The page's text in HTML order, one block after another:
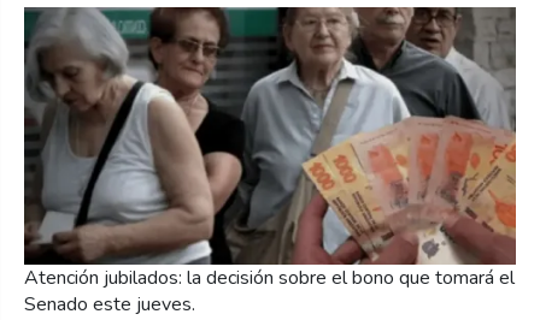
Atención jubilados: la decisión sobre el bono que tomará el
Senado este jueves.